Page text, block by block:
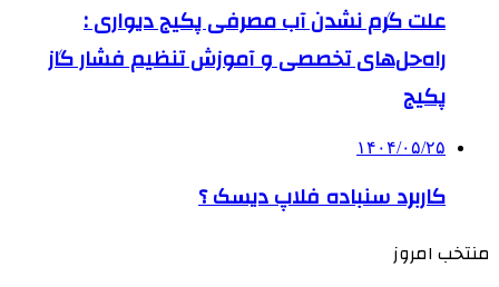
علت گرم نشدن آب مصرفی پکیج دیواری :
راه‌حل‌های تخصصی و آموزش تنظیم فشار گاز
پکیج
۱۴۰۴/۰۵/۲۵
کاربرد سنباده فلاپ دیسک ؟
منتخب امروز